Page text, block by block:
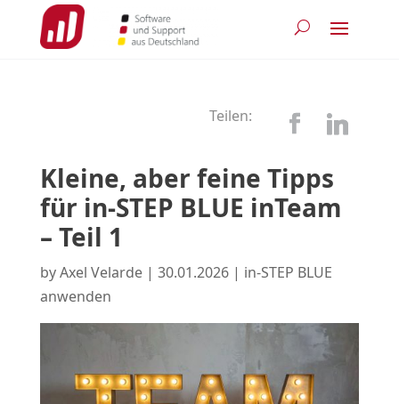
Teilen:
Kleine, aber feine Tipps
für in-STEP BLUE inTeam
– Teil 1
byAxel Velarde| 30.01.2026| in-STEP BLUE
anwenden